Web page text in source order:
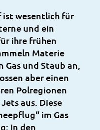
ist wesentlich für
und ein
ihre frühen
Materie
Gas und Staub an,
aber einen
Polregionen
aus. Diese
im Gas
In den